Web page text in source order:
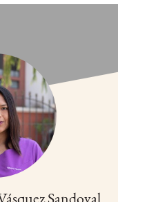
Sandoval